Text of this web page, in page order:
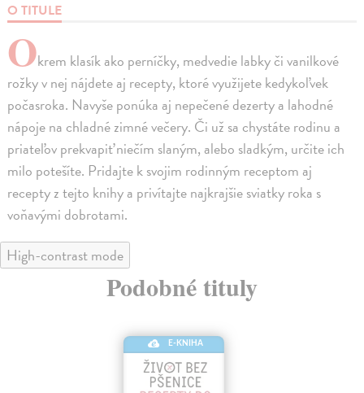
O TITULE
Okrem klasík ako perníčky, medvedie labky či vanilkové
rožky v nej nájdete aj recepty, ktoré využijete kedykoľvek
počasroka. Navyše ponúka aj nepečené dezerty a lahodné
nápoje na chladné zimné večery. Či už sa chystáte rodinu a
priateľov prekvapiť niečím slaným, alebo sladkým, určite ich
milo potešíte. Pridajte k svojim rodinným receptom aj
recepty z tejto knihy a privítajte najkrajšie sviatky roka s
voňavými dobrotami.
High-contrast mode
Podobné tituly
E-KNIHA